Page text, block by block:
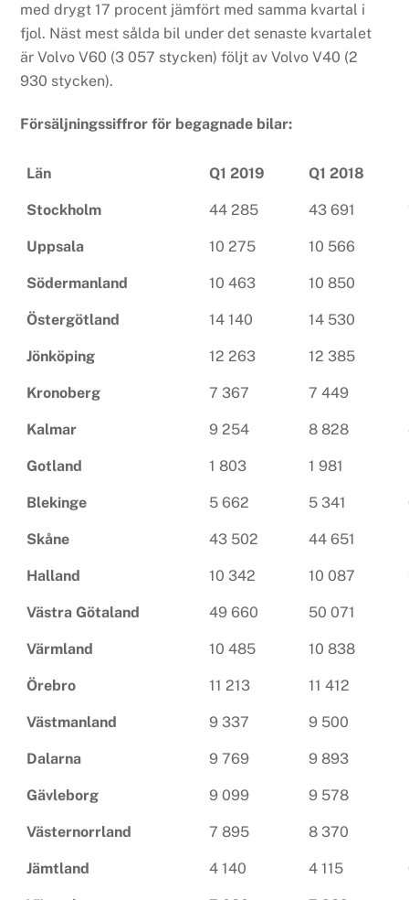
med drygt 17 procent jämfört med samma kvartal i
fjol. Näst mest sålda bil under det senaste kvartalet
är Volvo V60 (3 057 stycken) följt av Volvo V40 (2
930 stycken).
Försäljningssiffror för begagnade bilar:
Län Q1 2019 Q1 2018
Stockholm 44 285 43 691
Uppsala 10 275 10 566
Södermanland 10 463 10 850
Östergötland 14 140 14 530
Jönköping 12 263 12 385
Kronoberg 7 367 7 449
Kalmar 9 254 8 828
Gotland 1 803 1 981
Blekinge 5 662 5 341
Skåne 43 502 44 651
Halland 10 342 10 087
Västra Götaland 49 660 50 071
Värmland 10 485 10 838
Örebro 11 213 11 412
Västmanland 9 337 9 500
Dalarna 9 769 9 893
Gävleborg 9 099 9 578
Västernorrland 7 895 8 370
Jämtland 4 140 4 115